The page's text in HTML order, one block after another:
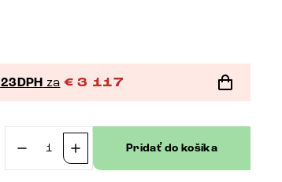
23DPH za € 3 117
množstvo
Pridať do košíka